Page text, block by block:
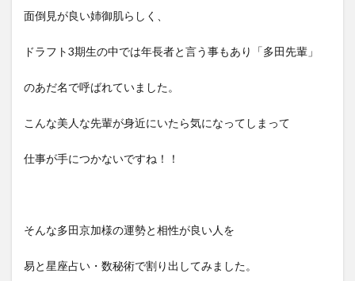
面倒見が良い姉御肌らしく、
ドラフト3期生の中では年長者と言う事もあり 「多田先輩」
のあだ名で呼ばれていました。
こんな美人な先輩が身近にいたら気になってしまって
仕事が手につかないですね！！
そんな多田京加様の運勢と相性が良い人を
易と星座占い・数秘術で割り出してみました。